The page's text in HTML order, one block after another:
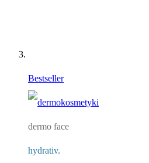
Bestseller
dermo face
hydrativ.